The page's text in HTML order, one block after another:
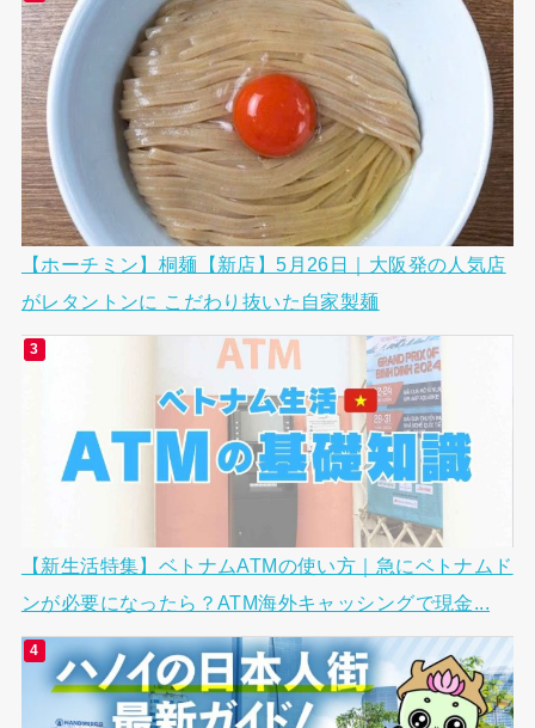
【ホーチミン】桐麺【新店】5月26日｜大阪発の人気店
がレタントンに こだわり抜いた自家製麺
【新生活特集】ベトナムATMの使い方｜急にベトナムド
ンが必要になったら？ATM海外キャッシングで現金...